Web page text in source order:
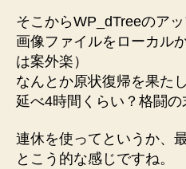
そこからWP_dTreeのア
画像ファイルをローカル
は案外楽）
なんとか原状復帰を果た
延べ4時間くらい？格闘の
連休を使ってというか、
とこう的な感じですね。